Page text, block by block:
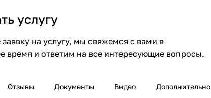
услугу
на услугу, мы свяжемся с вами в
время и ответим на все интересующие вопросы.
Отзывы Документы Видео Дополнительно